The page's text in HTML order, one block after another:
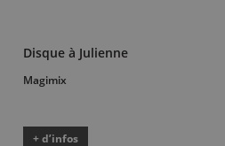
Disque à Julienne
Magimix
+ d’infos